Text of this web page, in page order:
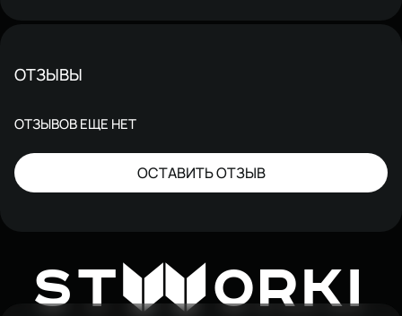
ОТЗЫВЫ
ОТЗЫВОВ ЕЩЕ НЕТ
ОСТАВИТЬ ОТЗЫВ
STW ORKI